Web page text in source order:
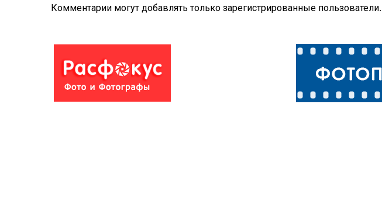
Комментарии могут добавлять толькозарегистрированные пользователи.